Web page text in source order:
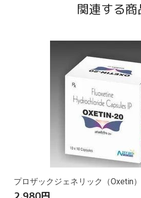
関連する商
プロザックジェネリック（Oxetin